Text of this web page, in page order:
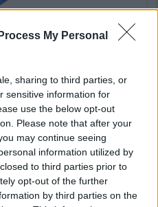
My Personal
sharing to third parties, or
sensitive information for
use the below opt-out
Please note that after your
may continue seeing
information utilized by
to third parties prior to
opt-out of the further
by third parties on the
2
Ozierese 1926
Macomerese
Usinese
Coghinas Calcio 2